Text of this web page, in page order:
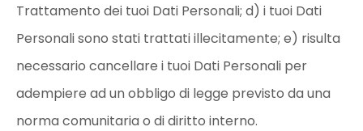
Trattamento dei tuoi Dati Personali; d) i tuoi Dati
Personali sono stati trattati illecitamente; e) risulta
necessario cancellare i tuoi Dati Personali per
adempiere ad un obbligo di legge previsto da una
norma comunitaria o di diritto interno.